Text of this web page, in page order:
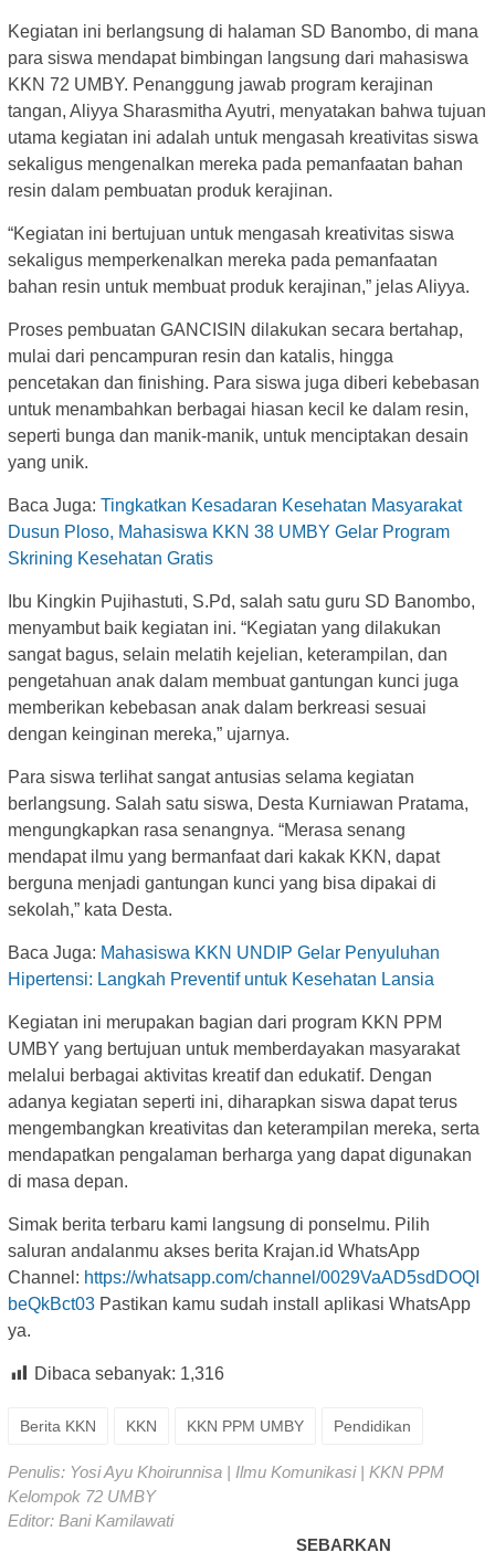
Kegiatan ini berlangsung di halaman SD Banombo, di mana
para siswa mendapat bimbingan langsung dari mahasiswa
KKN 72 UMBY. Penanggung jawab program kerajinan
tangan, Aliyya Sharasmitha Ayutri, menyatakan bahwa tujuan
utama kegiatan ini adalah untuk mengasah kreativitas siswa
sekaligus mengenalkan mereka pada pemanfaatan bahan
resin dalam pembuatan produk kerajinan.
“Kegiatan ini bertujuan untuk mengasah kreativitas siswa
sekaligus memperkenalkan mereka pada pemanfaatan
bahan resin untuk membuat produk kerajinan,” jelas Aliyya.
Proses pembuatan GANCISIN dilakukan secara bertahap,
mulai dari pencampuran resin dan katalis, hingga
pencetakan dan finishing. Para siswa juga diberi kebebasan
untuk menambahkan berbagai hiasan kecil ke dalam resin,
seperti bunga dan manik-manik, untuk menciptakan desain
yang unik.
Baca Juga: Tingkatkan Kesadaran Kesehatan Masyarakat
Dusun Ploso, Mahasiswa KKN 38 UMBY Gelar Program
Skrining Kesehatan Gratis
Ibu Kingkin Pujihastuti, S.Pd, salah satu guru SD Banombo,
menyambut baik kegiatan ini. “Kegiatan yang dilakukan
sangat bagus, selain melatih kejelian, keterampilan, dan
pengetahuan anak dalam membuat gantungan kunci juga
memberikan kebebasan anak dalam berkreasi sesuai
dengan keinginan mereka,” ujarnya.
Para siswa terlihat sangat antusias selama kegiatan
berlangsung. Salah satu siswa, Desta Kurniawan Pratama,
mengungkapkan rasa senangnya. “Merasa senang
mendapat ilmu yang bermanfaat dari kakak KKN, dapat
berguna menjadi gantungan kunci yang bisa dipakai di
sekolah,” kata Desta.
Baca Juga: Mahasiswa KKN UNDIP Gelar Penyuluhan
Hipertensi: Langkah Preventif untuk Kesehatan Lansia
Kegiatan ini merupakan bagian dari program KKN PPM
UMBY yang bertujuan untuk memberdayakan masyarakat
melalui berbagai aktivitas kreatif dan edukatif. Dengan
adanya kegiatan seperti ini, diharapkan siswa dapat terus
mengembangkan kreativitas dan keterampilan mereka, serta
mendapatkan pengalaman berharga yang dapat digunakan
di masa depan.
Simak berita terbaru kami langsung di ponselmu. Pilih
saluran andalanmu akses berita Krajan.id WhatsApp
Channel: https://whatsapp.com/channel/0029VaAD5sdDOQI
beQkBct03 Pastikan kamu sudah install aplikasi WhatsApp
ya.
Dibaca sebanyak: 1,316
Berita KKN KKN KKN PPM UMBY Pendidikan
Penulis: Yosi Ayu Khoirunnisa | Ilmu Komunikasi | KKN PPM
Kelompok 72 UMBY
Editor: Bani Kamilawati
SEBARKAN